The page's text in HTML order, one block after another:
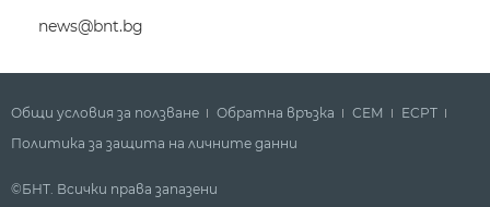
news@bnt.bg
Общи условия за ползване Обратна връзка СЕМ
ECPT
Политика за защита на личните данни
©БНТ. Всички права запазени